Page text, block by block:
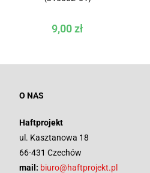
9,00zł
O NAS
Haftprojekt
ul. Kasztanowa 18
66-431 Czechów
mail: biuro@haftprojekt.pl